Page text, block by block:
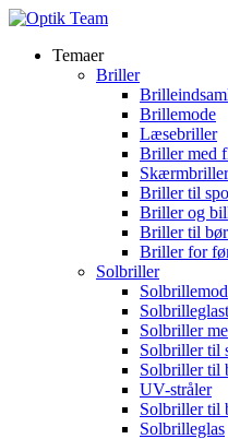
Temaer
Briller
Brillemode
Læsebriller
Briller med
Skærmbriller
Briller til
Briller og
Briller til
Briller for
Solbriller
Solbriller
Solbriller til
Solbriller til
UV-stråler
Solbriller til
Solbrilleglas